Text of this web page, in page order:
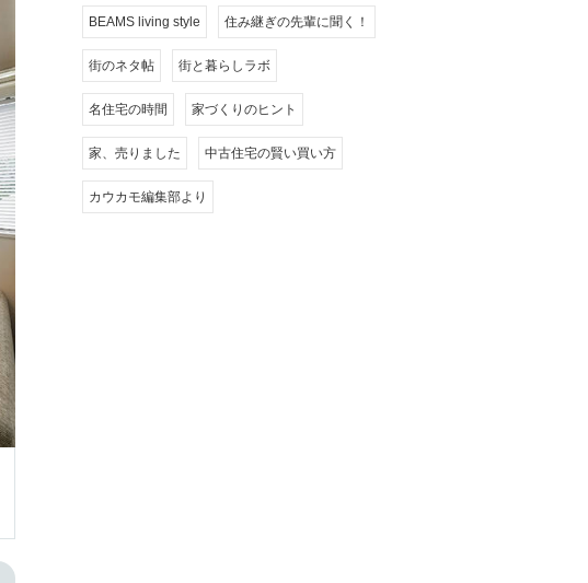
BEAMS living style 住み継ぎの先輩に聞く！
街のネタ帖 街と暮らしラボ
名住宅の時間 家づくりのヒント
家、売りました 中古住宅の賢い買い方
カウカモ編集部より